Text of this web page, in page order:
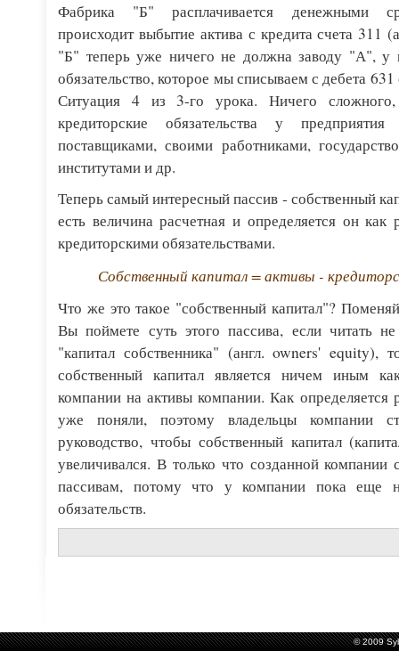
Фабрика "Б" расплачивается денежными
происходит выбытие актива с кредита счета 311
"Б" теперь уже ничего не должна заводу "А", у
обязательство, которое мы списываем с дебета
Ситуация 4 из 3-го урока. Ничего
кредиторские обязательства у
поставщиками, своими работниками,
институтами и др.
Теперь самый интересный пассив - собственный
есть величина расчетная и определяется он
кредиторскими обязательствами.
Собственный капитал = активы -
Что же это такое "собственный капитал"?
Вы поймете суть этого пассива, если читать
"капитал собственника" (англ. owners' equity),
собственный капитал является ничем иным
компании на активы компании. Как определяется
уже поняли, поэтому владельцы компании
руководство, чтобы собственный капитал
увеличивался. В только что созданной компании
пассивам, потому что у компании пока еще
обязательств.
© 2009